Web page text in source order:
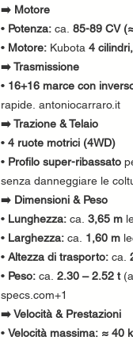
➡️ Motore
• Potenza: ca. 85-89 CV
• Motore: Kubota 4
➡️ Trasmissione
• 16+16 marce con
rapide. antoniocarraro.it
➡️ Trazione & Telaio
• 4 ruote motrici (4WD)
• Profilo super-ribassato
senza danneggiare le
➡️ Dimensioni & Peso
• Lunghezza: ca. 3,65 m
• Larghezza: ca. 1,60 m
• Altezza di trasporto: ca.
• Peso: ca. 2.30 – 2.52 t(a
specs.com+1
➡️ Velocità & Prestazioni
• Velocità massima: ≈ 40